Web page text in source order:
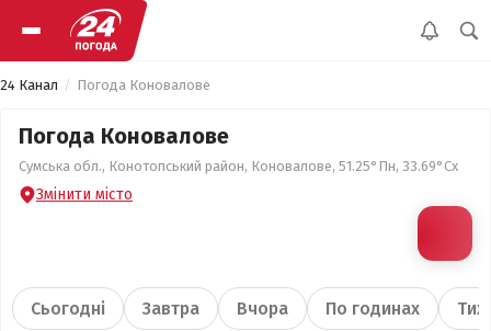
24 Канал Погода Коновалове
Погода Коновалове
Сумська обл., Конотопський район, Коновалове, 51.25°Пн, 33.69°Сх
Змінити місто
Сьогодні Завтра Вчора По годинах